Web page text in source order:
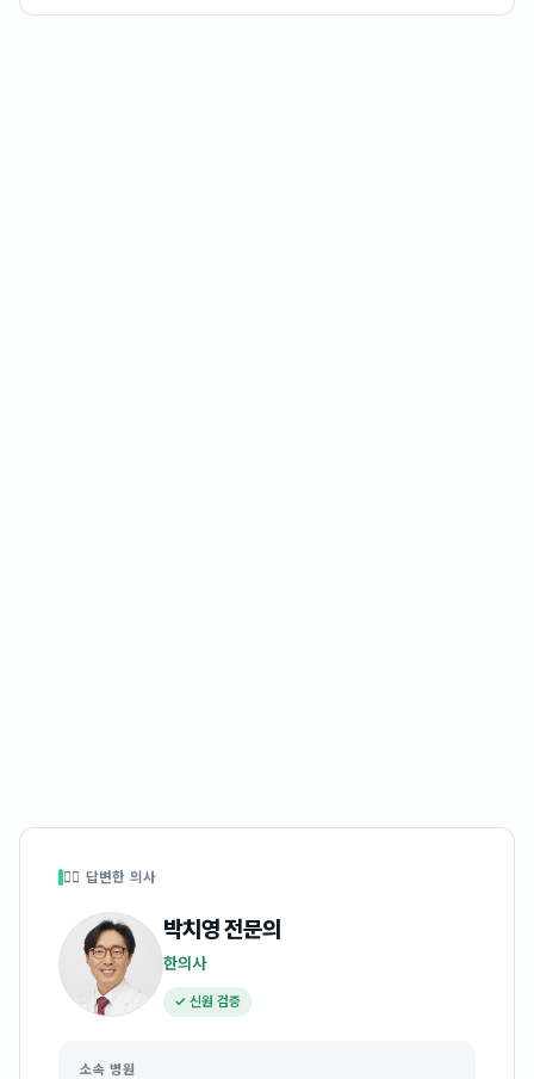
👩‍⚕️ 답변한 의사
박치영전문의
한의사
✓ 신원 검증
소속 병원